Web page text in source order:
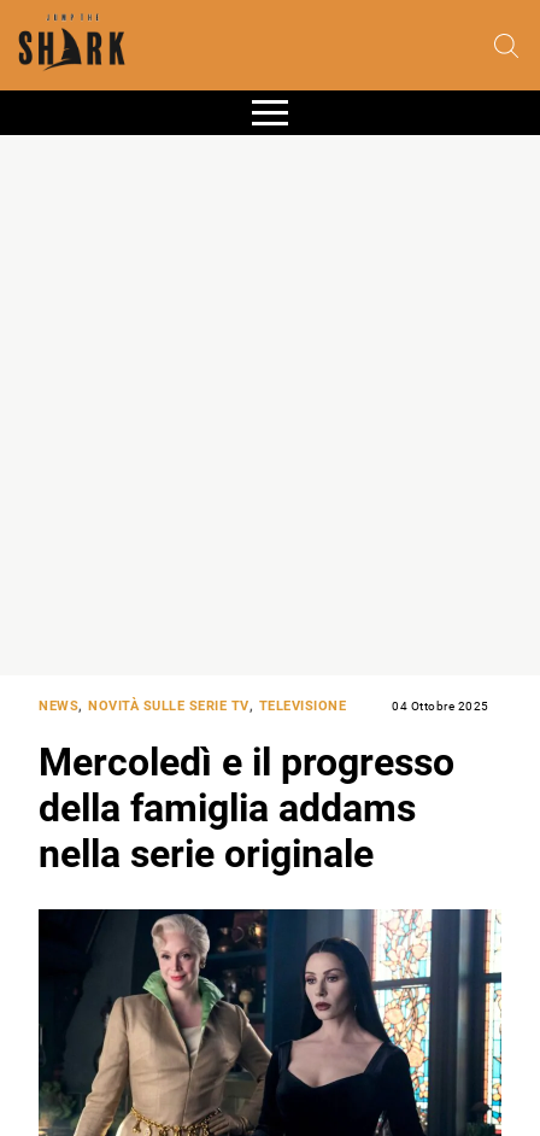
NEWS, NOVITÀ SULLE SERIE TV, TELEVISIONE 04 Ottobre 2025
Mercoledì e il progresso
della famiglia addams
nella serie originale